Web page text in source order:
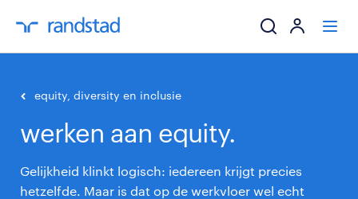
werkgevers
mijn carrière
equity, diversity en inclusie
werken aan equity.
Gelijkheid klinkt logisch: iedereen krijgt precies
hetzelfde. Maar is dat op de werkvloer wel echt